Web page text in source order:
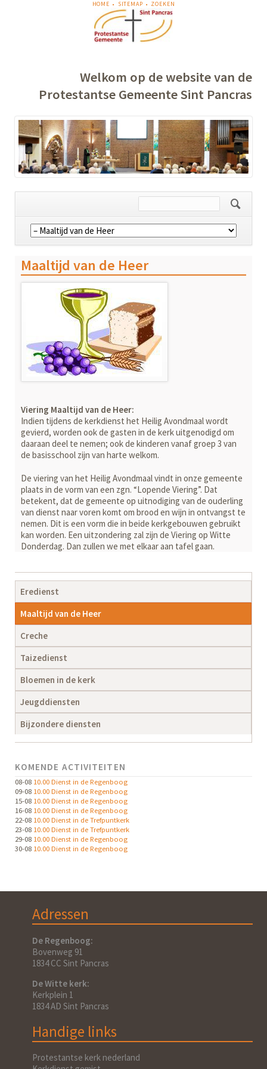
NAVIGATIE
OVERSLAAN
HOME SITEMAP ZOEKEN
Welkom op de website van de
Protestantse Gemeente Sint Pancras
Navigatie
overslaan
Maaltijd van de Heer
Viering Maaltijd van de Heer:
Indien tijdens de kerkdienst het Heilig Avondmaal wordt
gevierd, worden ook de gasten in de kerk uitgenodigd om
daaraan deel te nemen; ook de kinderen vanaf groep 3 van
de basisschool zijn van harte welkom.
De viering van het Heilig Avondmaal vindt in onze gemeente
plaats in de vorm van een zgn. “Lopende Viering”. Dat
betekent, dat de gemeente op uitnodiging van de ouderling
van dienst naar voren komt om brood en wijn in ontvangst te
nemen. Dit is een vorm die in beide kerkgebouwen gebruikt
kan worden. Een uitzondering zal zijn de Viering op Witte
Donderdag. Dan zullen we met elkaar aan tafel gaan.
Navigatie
overslaan
Eredienst
Maaltijd van de Heer
Creche
Taizedienst
Bloemen in de kerk
Jeugddiensten
Bijzondere diensten
KOMENDE ACTIVITEITEN
08-08 10.00 Dienst in de Regenboog
09-08 10.00 Dienst in de Regenboog
15-08 10.00 Dienst in de Regenboog
16-08 10.00 Dienst in de Regenboog
22-08 10.00 Dienst in de Trefpuntkerk
23-08 10.00 Dienst in de Trefpuntkerk
29-08 10.00 Dienst in de Regenboog
30-08 10.00 Dienst in de Regenboog
Adressen
De Regenboog:
Bovenweg 91
1834 CC Sint Pancras
De Witte kerk:
Kerkplein 1
1834 AD Sint Pancras
Handige links
Protestantse kerk nederland